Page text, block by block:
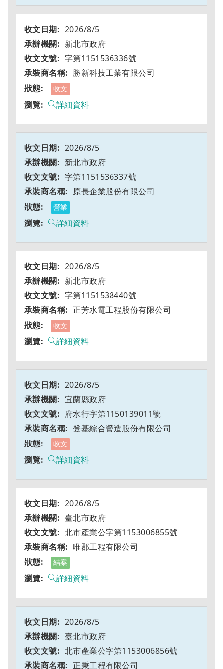
2026/8/5
新北市政府
字第1151536336號
勝新科技工業有限公司
收文
詳細資料
2026/8/5
新北市政府
字第1151536337號
原長企業股份有限公司
營業
詳細資料
2026/8/5
新北市政府
字第1151538440號
正芳水電工程股份有限公司
收文
詳細資料
2026/8/5
宜蘭縣政府
府水行字第1150139011號
登基綜合營造股份有限公司
收文
詳細資料
2026/8/5
臺北市政府
北市產業公字第1153006855號
唯郡工程有限公司
結案
詳細資料
2026/8/5
臺北市政府
北市產業公字第1153006856號
正秉工程有限公司